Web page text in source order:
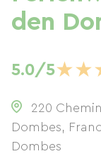
den
5.0/5★★
220
Dombes,
Dombes